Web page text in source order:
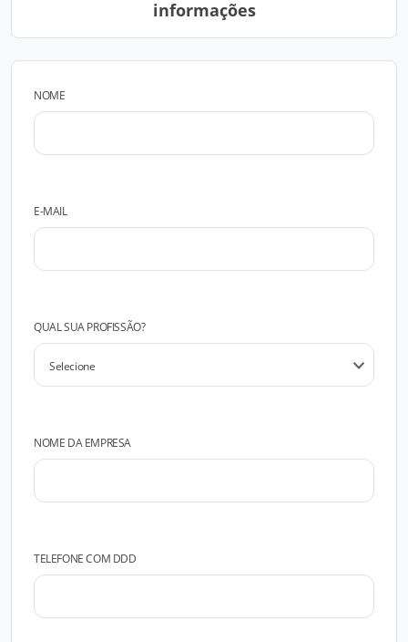
informações
NOME
E-MAIL
QUAL SUA PROFISSÃO?
NOME DA EMPRESA
TELEFONE COM DDD